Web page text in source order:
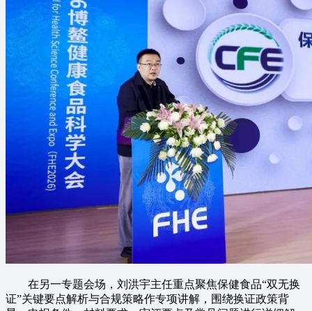
在另一专题会场，刘洪宇主任重点聚焦保健食品“双无换
证”关键要点解析与合规策略作专项讲解，围绕换证政策背